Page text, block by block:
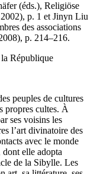
(éds.), Religiöse
p. 1 et Jinyn Liu
des associations
p. 214–216.
la République
peuples de cultures
propres cultes. À
ses voisins les
l’art divinatoire des
avec le monde
dont elle adopta
de la Sibylle. Les